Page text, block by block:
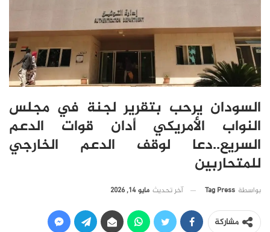
السودان يرحب بتقرير لجنة في مجلس
النواب الأمريكي أدان قوات الدعم
السريع..دعا لوقف الدعم الخارجي
للمتحاربين
بواسطة Tag Press آخر تحديث مايو 14, 2026
مشاركة